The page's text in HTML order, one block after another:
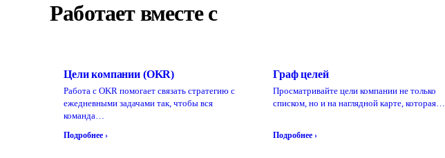
Работает вместе с
Цели компании (ОKR)
Работа с OKR помогает связать стратегию с
ежедневными задачами так, чтобы вся
команда…
Подробнее ›
Граф целей
Просматривайте цели компании не только
списком, но и на наглядной карте, которая…
Подробнее ›